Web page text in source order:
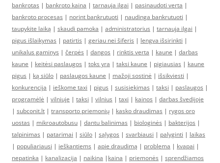
bankrotas | bankroto kaina | tarnauja ilgai | pasinaudoti verta |
bankroto procesas | norint bankrutuoti | naudinga bankrutuoti |
taupykite laiką | skaudi pamoka | administratorius | tarnauja ilgai |
pigus išlaikymas | patirtis | geriau nei šiferis | lengva išsirinkti |
unikalus gaminys | čerpės | dangos | rinktis verta | kaune | darbas
kaune | keitėsi paslaugos | toks yra | taksi kaune | pigiausias | kaune
pigus | ką siūlo | paslaugos kaune | mažoji sostinė | išsikviesti |
konkurencija | ieškome taxi | pigus | susisiekimas | taksi | paslaugos |
programėlė | vilniuje | taksi | vilnius | taxi | kainos | darbas švedijoje
| subconit.lt | transporto priemonių | kasko draudimas | rygos oro
uostas | mikroautobusu | dantu balinimas | biologinės | bakterijos |
talpinimas | patarimai | siūlo | sąlygos | svarbiausi | palyginti | laikas
| populiariausi | ieškantiems | apie draudimą | problema | kvapai |
nepatinka | kanalizacija | naikina | kaina | priemonės | sprendžiamos